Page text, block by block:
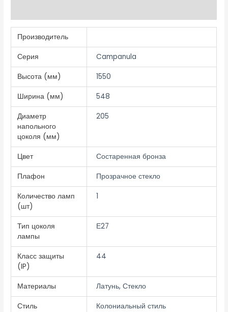
Производитель
Серия Campanula
Высота (мм) 1550
Ширина (мм) 548
Диаметр
напольного
цоколя (мм)
205
Цвет Состаренная бронза
Плафон Прозрачное стекло
Количество ламп
(шт)
1
Тип цоколя
лампы
Е27
Класс защиты
(IP)
44
Материалы Латунь, Стекло
Стиль Колониальный стиль